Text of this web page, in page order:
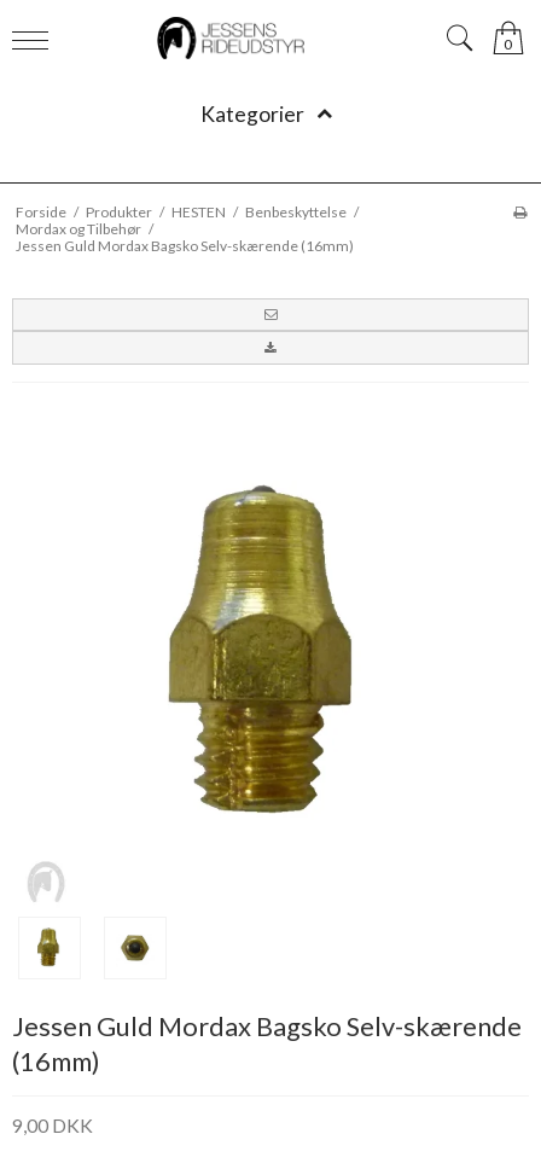
0
Kategorier
Forside / Produkter / HESTEN / Benbeskyttelse /
Mordax og Tilbehør /
Jessen Guld Mordax Bagsko Selv-skærende (16mm)
Jessen Guld Mordax Bagsko Selv-skærende
(16mm)
9,00 DKK